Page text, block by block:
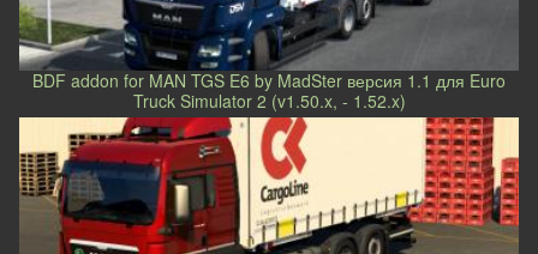
BDF addon for MAN TGS E6 by MadSter версия 1.1 для Euro
Truck Simulator 2 (v1.50.x, - 1.52.x)